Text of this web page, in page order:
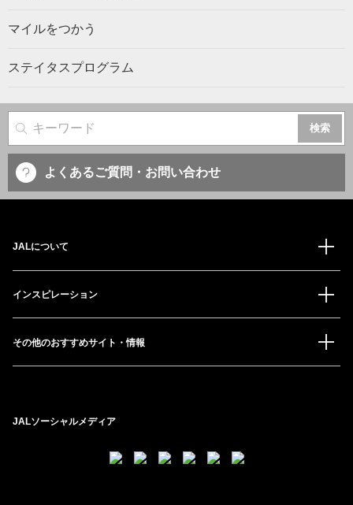
マイルをつかう
ステイタスプログラム
サイト内検索
よくあるご質問・お問い合わせ
JALについて
インスピレーション
その他のおすすめサイト・情報
JALソーシャルメディア